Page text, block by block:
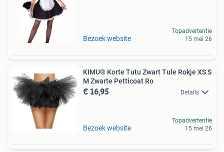
Bezoek website
Topadvertentie
15 mei 26
KIMU® Korte Tutu Zwart Tule Rokje XS S
M Zwarte Petticoat Ro
€ 16,95 Details
Bezoek website
Topadvertentie
15 mei 26